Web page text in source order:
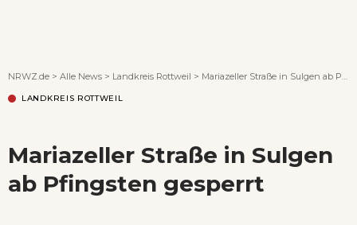
NRWZ.de > Alle News > Landkreis Rottweil > Mariazeller Straße in Sulgen ab Pfingsten gesperrt
LANDKREIS ROTTWEIL
Mariazeller Straße in Sulgen
ab Pfingsten gesperrt